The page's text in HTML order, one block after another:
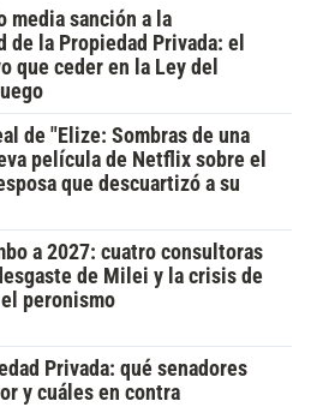
media sanción a la
de la Propiedad Privada: el
que ceder en la Ley del
de "Elize: Sombras de una
película de Netflix sobre el
que descuartizó a su
a 2027: cuatro consultoras
de Milei y la crisis de
peronismo
Privada: qué senadores
y cuáles en contra